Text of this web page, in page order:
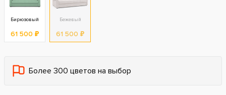
Бирюзовый
61 500 ₽
Бежевый
61 500 ₽
Более 300 цветов на выбор